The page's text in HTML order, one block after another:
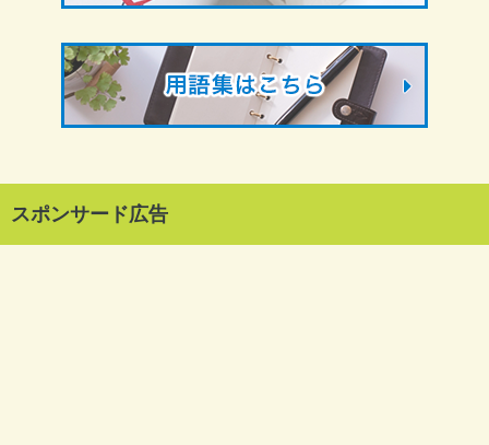
スポンサード広告